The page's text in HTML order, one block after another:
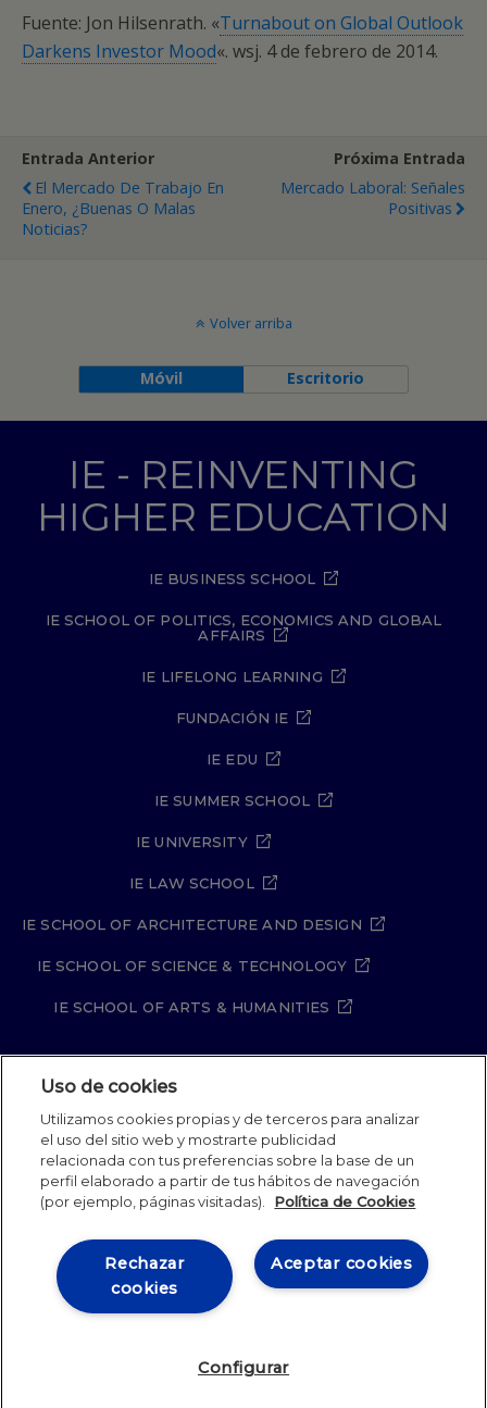
Fuente: Jon Hilsenrath. «Turnabout on Global Outlook
Darkens Investor Mood«. wsj. 4 de febrero de 2014.
Entrada Anterior
El Mercado De Trabajo En
Enero, ¿buenas O Malas
Noticias?
Próxima Entrada
Mercado Laboral: Señales
Positivas
Volver arriba
Móvil Escritorio
IE - REINVENTING
HIGHER EDUCATION
IE BUSINESS SCHOOL
IE SCHOOL OF POLITICS, ECONOMICS AND GLOBAL
AFFAIRS
IE LIFELONG LEARNING
FUNDACIÓN IE
IE EDU
IE SUMMER SCHOOL
IE UNIVERSITY
IE LAW SCHOOL
IE SCHOOL OF ARCHITECTURE AND DESIGN
IE SCHOOL OF SCIENCE & TECHNOLOGY
IE SCHOOL OF ARTS & HUMANITIES
Aviso legal
Política de Cookies
Política de seguridad
Student Academic Standards
Canal Compliance
Site Map
IE University 2026
Uso de cookies
Utilizamos cookies propias y de terceros para analizar
el uso del sitio web y mostrarte publicidad
relacionada con tus preferencias sobre la base de un
perfil elaborado a partir de tus hábitos de navegación
(por ejemplo, páginas visitadas).
Política de Cookies
Aceptar cookies
Rechazar
cookies
Configurar